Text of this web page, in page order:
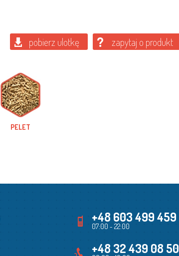
pobierz ulotkę zapytaj o produkt
PELET
+48 603 499 459
07:00 - 22:00
+48 32 439 08 50